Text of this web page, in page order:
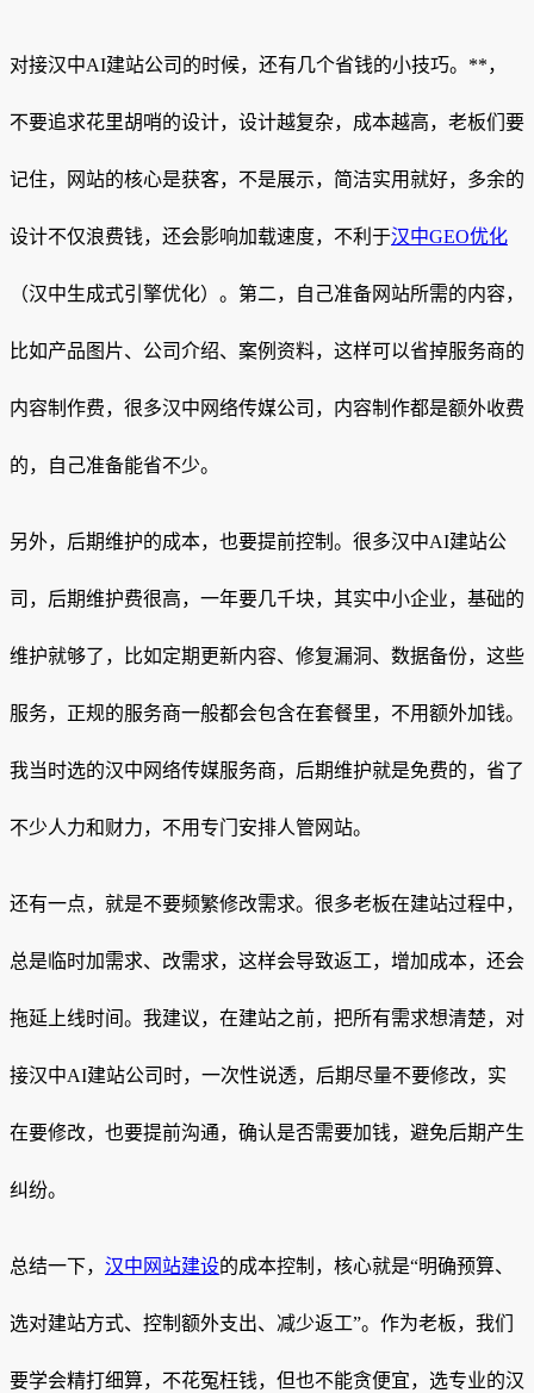
对接汉中AI建站公司的时候，还有几个省钱的小技巧。**，
不要追求花里胡哨的设计，设计越复杂，成本越高，老板们要
记住，网站的核心是获客，不是展示，简洁实用就好，多余的
设计不仅浪费钱，还会影响加载速度，不利于汉中GEO优化
（汉中生成式引擎优化）。第二，自己准备网站所需的内容，
比如产品图片、公司介绍、案例资料，这样可以省掉服务商的
内容制作费，很多汉中网络传媒公司，内容制作都是额外收费
的，自己准备能省不少。
另外，后期维护的成本，也要提前控制。很多汉中AI建站公
司，后期维护费很高，一年要几千块，其实中小企业，基础的
维护就够了，比如定期更新内容、修复漏洞、数据备份，这些
服务，正规的服务商一般都会包含在套餐里，不用额外加钱。
我当时选的汉中网络传媒服务商，后期维护就是免费的，省了
不少人力和财力，不用专门安排人管网站。
还有一点，就是不要频繁修改需求。很多老板在建站过程中，
总是临时加需求、改需求，这样会导致返工，增加成本，还会
拖延上线时间。我建议，在建站之前，把所有需求想清楚，对
接汉中AI建站公司时，一次性说透，后期尽量不要修改，实
在要修改，也要提前沟通，确认是否需要加钱，避免后期产生
纠纷。
总结一下， 汉中网站建设的成本控制，核心就是“明确预算、
选对建站方式、控制额外支出、减少返工”。作为老板，我们
要学会精打细算，不花冤枉钱，但也不能贪便宜，选专业的汉